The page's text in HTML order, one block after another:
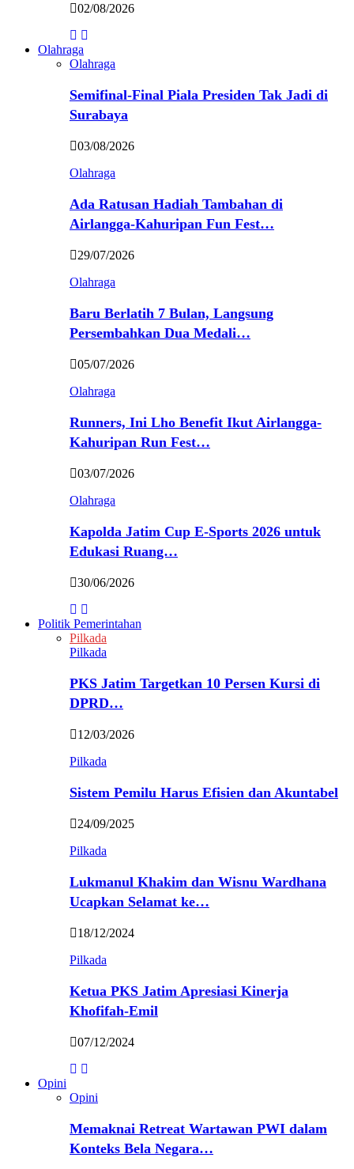
02/08/2026
Olahraga
Olahraga
Semifinal-Final Piala Presiden Tak Jadi di
Surabaya
03/08/2026
Olahraga
Ada Ratusan Hadiah Tambahan di
Airlangga-Kahuripan Fun Fest…
29/07/2026
Olahraga
Baru Berlatih 7 Bulan, Langsung
Persembahkan Dua Medali…
05/07/2026
Olahraga
Runners, Ini Lho Benefit Ikut Airlangga-
Kahuripan Run Fest…
03/07/2026
Olahraga
Kapolda Jatim Cup E-Sports 2026 untuk
Edukasi Ruang…
30/06/2026
Politik Pemerintahan
Pilkada
Pilkada
PKS Jatim Targetkan 10 Persen Kursi di
DPRD…
12/03/2026
Pilkada
Sistem Pemilu Harus Efisien dan Akuntabel
24/09/2025
Pilkada
Lukmanul Khakim dan Wisnu Wardhana
Ucapkan Selamat ke…
18/12/2024
Pilkada
Ketua PKS Jatim Apresiasi Kinerja
Khofifah-Emil
07/12/2024
Opini
Opini
Memaknai Retreat Wartawan PWI dalam
Konteks Bela Negara…